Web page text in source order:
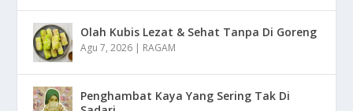
Olah Kubis Lezat & Sehat Tanpa Di Goreng
Agu 7, 2026 | RAGAM
Penghambat Kaya Yang Sering Tak Di